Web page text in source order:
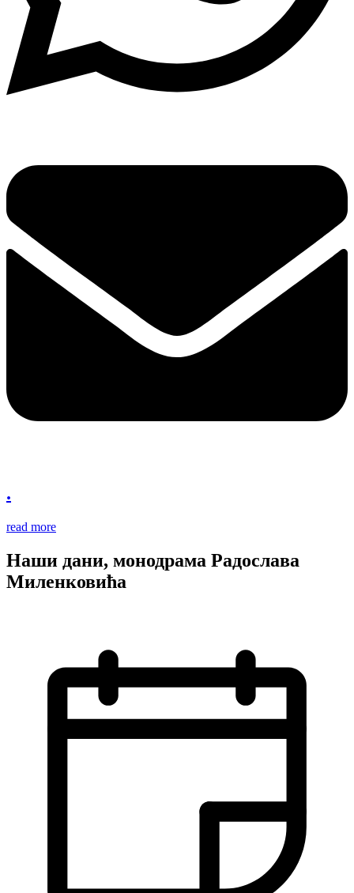
.
read more
Наши дани, монодрама Радослава
Миленковића